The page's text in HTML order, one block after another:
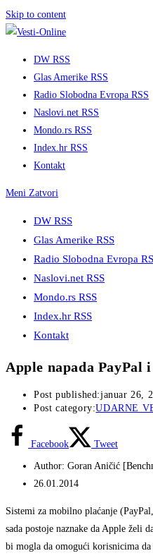
Skip to content
DW RSS
Glas Amerike RSS
Radio Slobodna Evropa RSS
Naslovi.net RSS
Mondo.rs RSS
Index.hr RSS
Kontakt
Meni Zatvori
DW RSS
Glas Amerike RSS
Radio Slobodna Evropa
Naslovi.net RSS
Mondo.rs RSS
Index.hr RSS
Kontakt
Apple napada PayPal
Post published:januar 26,
Post category:UDARNE
Facebook Tweet
Author: Goran Aničić
26.01.2014
Sistemi za mobilno plaćanje
sada postoje naznake da Apple želi
bi mogla da omogući korisnicima